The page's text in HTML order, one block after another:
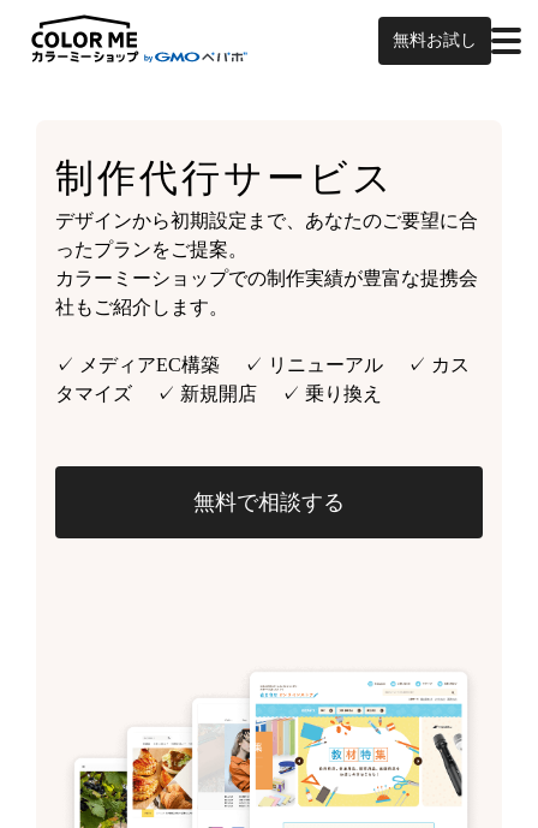
無料お試し
制作代行サービス
デザインから初期設定まで、あなたのご要望に合
ったプランをご提案。
カラーミーショップでの制作実績が豊富な提携会
社もご紹介します。
✓ メディアEC構築 ✓ リニューアル ✓ カス
タマイズ ✓ 新規開店 ✓ 乗り換え
無料で相談する